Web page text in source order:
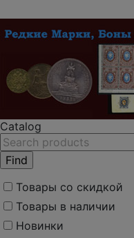
Catalog
Товары со скидкой
Товары в наличии
Новинки